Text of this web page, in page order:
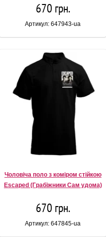
670 грн.
Артикул: 647943-ua
Чоловіча поло з коміром стійкою
Escaped (Грабіжники Сам удома)
670 грн.
Артикул: 647845-ua